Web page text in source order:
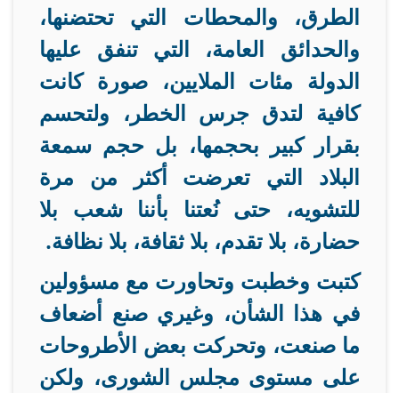
الطرق، والمحطات التي تحتضنها،
والحدائق العامة، التي تنفق عليها
الدولة مئات الملايين، صورة كانت
كافية لتدق جرس الخطر، ولتحسم
بقرار كبير بحجمها، بل حجم سمعة
البلاد التي تعرضت أكثر من مرة
للتشويه، حتى نُعتنا بأننا شعب بلا
حضارة، بلا تقدم، بلا ثقافة، بلا نظافة.
كتبت وخطبت وتحاورت مع مسؤولين
في هذا الشأن، وغيري صنع أضعاف
ما صنعت، وتحركت بعض الأطروحات
على مستوى مجلس الشورى، ولكن